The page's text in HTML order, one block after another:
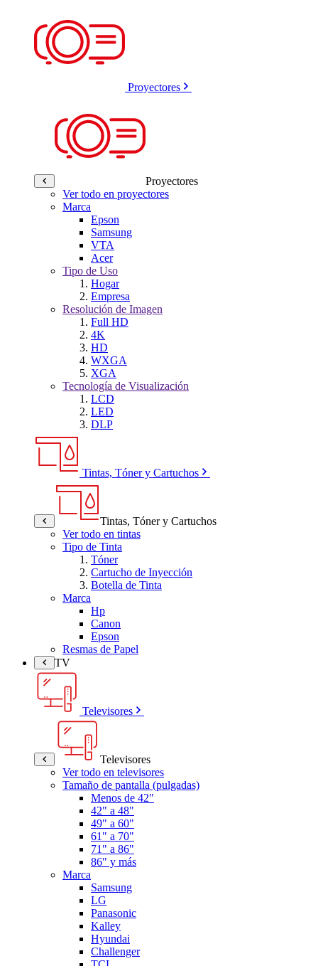
Proyectores
Proyectores
Ver todo en proyectores
Marca
Epson
Samsung
VTA
Acer
Tipo de Uso
Hogar
Empresa
Resolución de Imagen
Full HD
4K
HD
WXGA
XGA
Tecnología de Visualización
LCD
LED
DLP
Tintas, Tóner y Cartuchos
Tintas, Tóner y Cartuchos
Ver todo en tintas
Tipo de Tinta
Tóner
Cartucho de Inyección
Botella de Tinta
Marca
Hp
Canon
Epson
Resmas de Papel
TV
Televisores
Televisores
Ver todo en televisores
Tamaño de pantalla (pulgadas)
Menos de 42"
42" a 48"
49" a 60"
61" a 70"
71" a 86"
86" y más
Marca
Samsung
LG
Panasonic
Kalley
Hyundai
Challenger